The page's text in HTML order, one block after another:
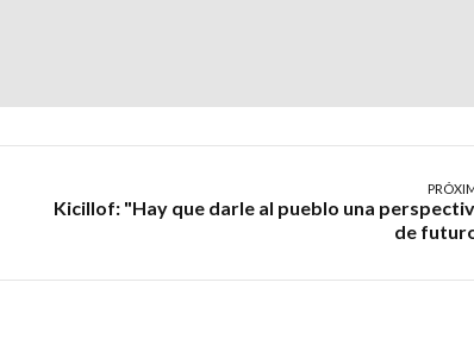
Kicillof: "Hay que darle al pueblo una
de